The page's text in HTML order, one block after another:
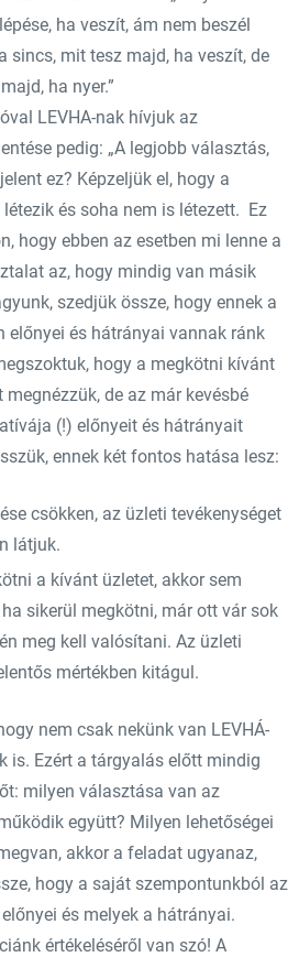
ha veszít, ám nem beszél
sincs, mit tesz majd, ha veszít, de
ha nyer.”
LEVHA-nak hívjuk az
pedig: „A legjobb választás,
ez? Képzeljük el, hogy a
és soha nem is létezett. Ez
hogy ebben az esetben mi lenne a
az, hogy mindig van másik
szedjük össze, hogy ennek a
előnyei és hátrányai vannak ránk
hogy a megkötni kívánt
de az már kevésbé
(!) előnyeit és hátrányait
ennek két fontos hatása lesz:
csökken, az üzleti tevékenységet
látjuk.
a kívánt üzletet, akkor sem
sikerül megkötni, már ott vár sok
meg kell valósítani. Az üzleti
mértékben kitágul.
nem csak nekünk van LEVHÁ-
is. Ezért a tárgyalás előtt mindig
milyen választása van az
együtt? Milyen lehetőségei
akkor a feladat ugyanaz,
hogy a saját szempontunkból az
és melyek a hátrányai.
értékeléséről van szó! A